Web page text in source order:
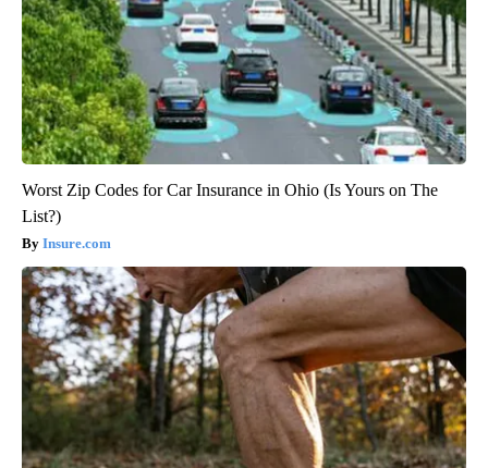
Worst Zip Codes for Car Insurance in Ohio (Is Yours on The
List?)
Insure.com